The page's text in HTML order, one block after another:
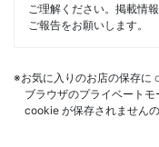
ご理解ください。掲載情
ご報告をお願いします。
※お気に入りのお店の保存に
ブラウザのプライベート
cookie が保存されません